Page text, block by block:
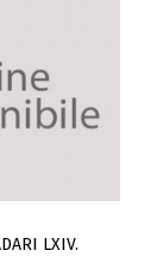
LXIV.